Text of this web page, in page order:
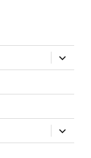
apri
i
menu
apri
i
menu